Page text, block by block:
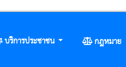
บริการประชาชน
กฎหมาย